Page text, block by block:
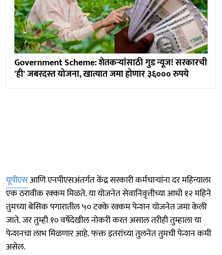
Government Scheme: शेतकऱ्यांसाठी गुड न्यूज! सरकारची
'ही' जबरदस्त योजना, खात्यात जमा होणार ३६००० रुपये
यूपीएसआणि एनपीएसअंतर्गत केंद्र सरकारी कर्मचाऱ्यांना दर महिन्याला
एक ठरावीक रक्कम मिळते. या योजनेत सेवानिवृत्तीच्या आधी १२ महिने
तुमच्या बेसिक पगारातील ५० टक्के रक्कम पेन्शन योजनेत जमा केली
जाते. जर तुम्ही १० वर्षेदेखील नोकरी करत असाल तरीही तुम्हाला या
पेन्शनचा लाभ मिळणार आहे. फक्त इतरांच्या तुलनेत तुमची पेन्शन कमी
असेल.